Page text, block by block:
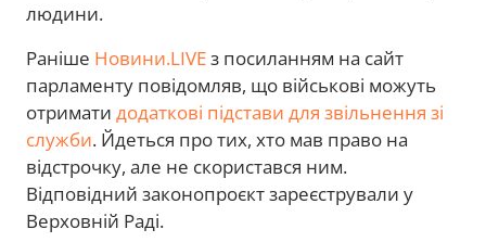
людини.
Раніше Новини.LIVEз посиланням на сайт
парламенту повідомляв, що військові можуть
отримати додаткові підстави для звільнення зі
служби. Йдеться про тих, хто мав право на
відстрочку, але не скористався ним.
Відповідний законопроєкт зареєстрували у
Верховній Раді.